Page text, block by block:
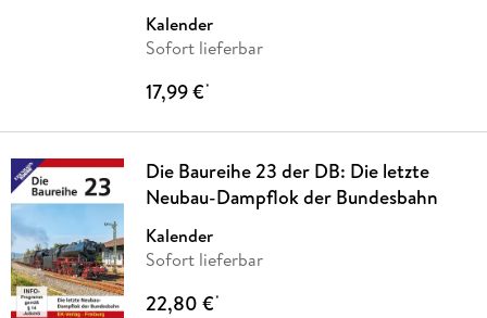
Kalender
Sofort lieferbar
17,99 €*
Die Baureihe 23 der DB: Die letzte
Neubau-Dampflok der Bundesbahn
Kalender
Sofort lieferbar
22,80 €*